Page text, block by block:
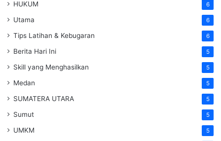
HUKUM 6
Utama 6
Tips Latihan & Kebugaran 6
Berita Hari Ini 5
Skill yang Menghasilkan 5
Medan 5
SUMATERA UTARA 5
Sumut 5
UMKM 5